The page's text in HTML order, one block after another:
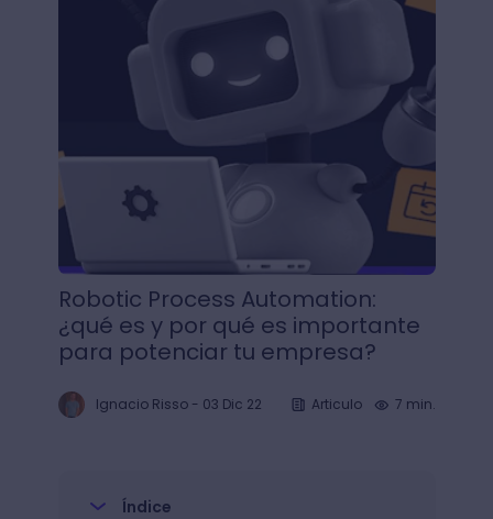
Robotic Process Automation:
¿qué es y por qué es importante
para potenciar tu empresa?
Ignacio Risso- 03 Dic 22 Articulo 7 min.
Índice